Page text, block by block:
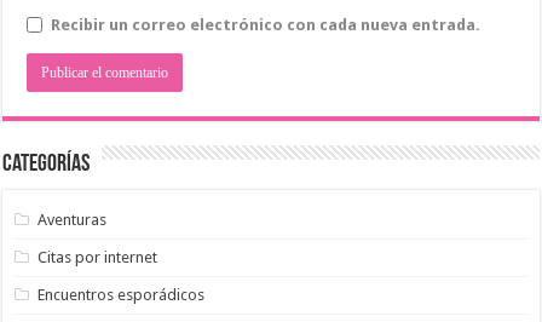
Recibir un correo electrónico con cada nueva entrada.
Categorías
Aventuras
Citas por internet
Encuentros esporádicos